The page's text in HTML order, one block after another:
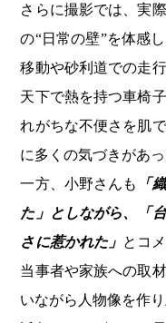
さらに撮影では、実
の“日常の壁”を体感
移動や砂利道での走
天下で熱を持つ車椅
れがちな不便さを肌
に多くの気づきがあ
一方、小野さんも
「
た」としながら、「
さに惹かれた」 とコ
当事者や家族への取
いながら人物像を作り